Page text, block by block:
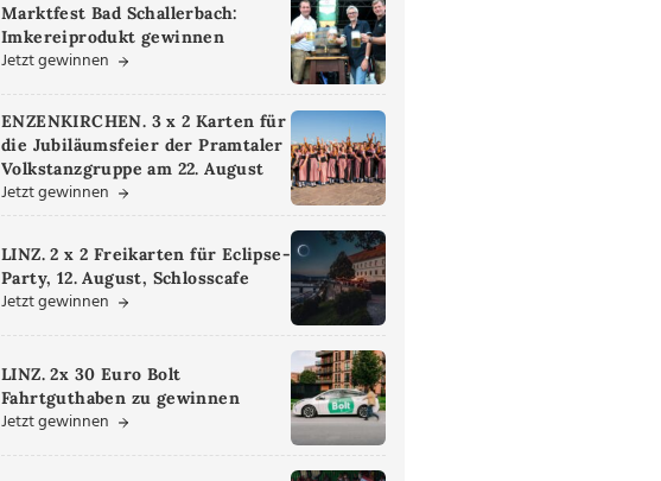
Marktfest Bad Schallerbach:
Imkereiprodukt gewinnen
Jetzt gewinnen
ENZENKIRCHEN. 3 x 2 Karten für
die Jubiläumsfeier der Pramtaler
Volkstanzgruppe am 22. August
Jetzt gewinnen
LINZ. 2 x 2 Freikarten für Eclipse-
Party, 12. August, Schlosscafe
Jetzt gewinnen
LINZ. 2x 30 Euro Bolt
Fahrtguthaben zu gewinnen
Jetzt gewinnen